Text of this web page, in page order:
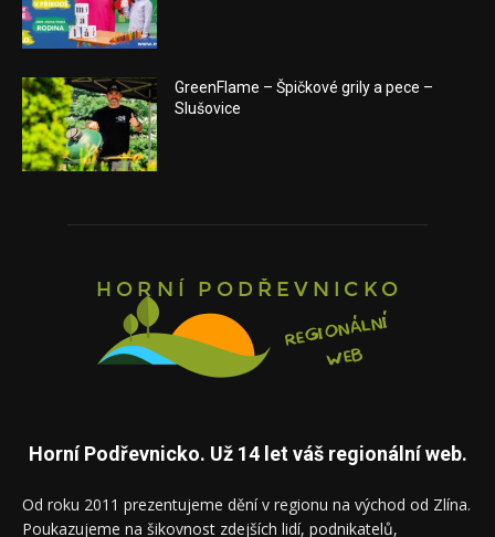
GreenFlame – Špičkové grily a pece –
Slušovice
Horní Podřevnicko. Už 14 let váš regionální web.
Od roku 2011 prezentujeme dění v regionu na východ od Zlína.
Poukazujeme na šikovnost zdejších lidí, podnikatelů,